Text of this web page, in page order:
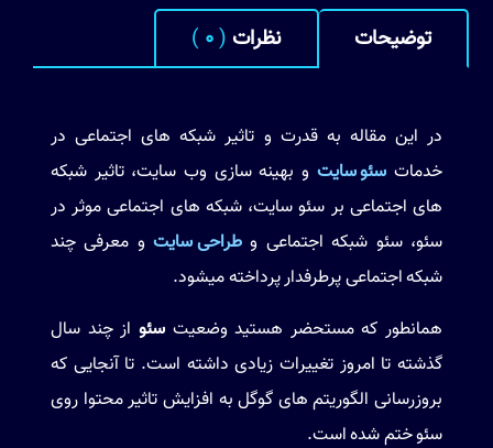
توضیحات نظرات (
0
)
در این مقاله به قدرت و تاثیر شبکه های اجتماعی در
خدمات سئو سایت و بهینه سازی وب سایت، تاثیر شبکه
های اجتماعی بر سئو سایت، شبکه های اجتماعی موثر در
سئو، سئو شبکه اجتماعی وطراحی سایتو معرفی چند
شبکه اجتماعی پرطرفدار پرداخته میشود.
همانطور که مستحضر هستید وضعیتسئو از چند سال
گذشته تا امروز تغییرات زیادی داشته است. تا آنجایی که
بروزرسانی الگوریتم های گوگل به افزایش تاثیر محتوا روی
سئو ختم شده است.